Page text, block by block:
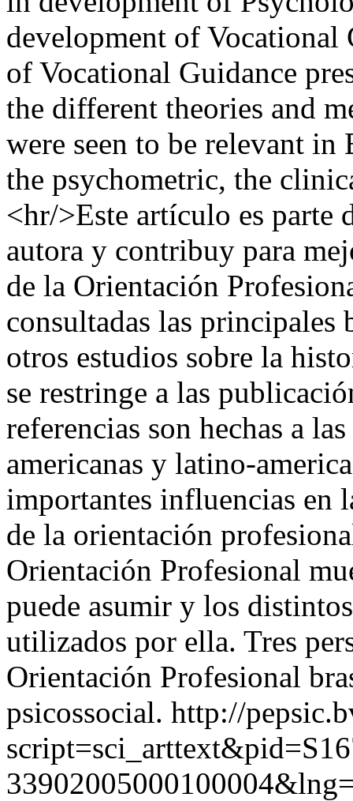
development of
of Vocational Guidance
the different theories and
were seen to be relevant
the psychometric, the
<hr/>Este artículo es parte
autora y contribuy para
de la Orientación
consultadas las principales
otros estudios sobre la
se restringe a las
referencias son hechas a
americanas y latino-
importantes influencias en
de la orientación
Orientación Profesional
puede asumir y los
utilizados por ella. Tres
Orientación Profesional
psicossocial. http://